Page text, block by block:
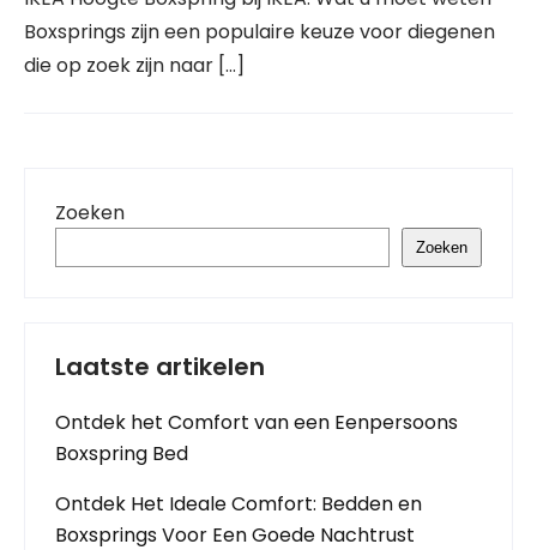
Boxsprings zijn een populaire keuze voor diegenen
die op zoek zijn naar […]
Zoeken
Zoeken
Laatste artikelen
Ontdek het Comfort van een Eenpersoons
Boxspring Bed
Ontdek Het Ideale Comfort: Bedden en
Boxsprings Voor Een Goede Nachtrust